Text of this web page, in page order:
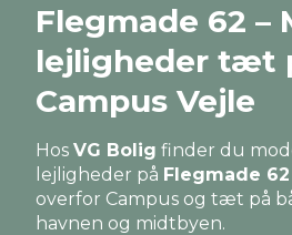
Flegmade 62 –
lejligheder tæt
Campus Vejle
Hos VG Bolig finder du
lejligheder på Flegmade
overfor Campus og tæt på
havnen og midtbyen.